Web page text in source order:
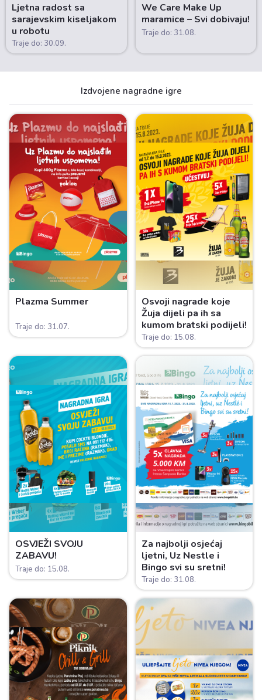
Ljetna radost sa
sarajevskim kiseljakom
u robotu
Traje do: 30.09.
We Care Make Up
maramice – Svi dobivaju!
Traje do: 31.08.
Izdvojene nagradne igre
Plazma Summer
Traje do: 31.07.
Osvoji nagrade koje
Žuja dijeli pa ih sa
kumom bratski podijeli!
Traje do: 15.08.
OSVJEŽI SVOJU
ZABAVU!
Traje do: 15.08.
Za najbolji osjećaj
ljetni, Uz Nestle i
Bingo svi su sretni!
Traje do: 31.08.